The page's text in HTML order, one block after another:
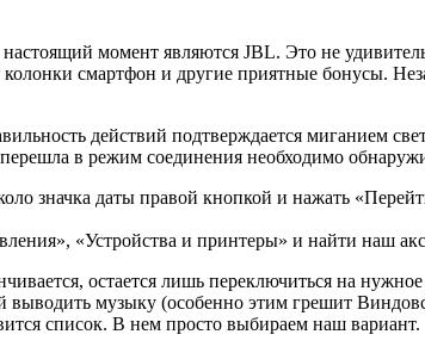
момент являются JBL. Это не
смартфон и другие приятные бонусы.
действий подтверждается миганием
в режим соединения необходимо
значка даты правой кнопкой и нажать
«Устройства и принтеры» и найти наш
остается лишь переключиться на
музыку (особенно этим грешит
список. В нем просто выбираем наш вариант.